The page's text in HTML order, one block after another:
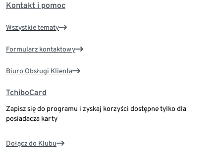
Kontakt i pomoc
Wszystkie tematy
Formularz kontaktowy
Biuro Obsługi Klienta
TchiboCard
Zapisz się do programu i zyskaj korzyści dostępne tylko dla
posiadacza karty
Dołącz do Klubu